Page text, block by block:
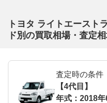
トヨタ ライトエースト
ド別の買取相場・査定
査定時の条件
【4代目】
年式：2018年